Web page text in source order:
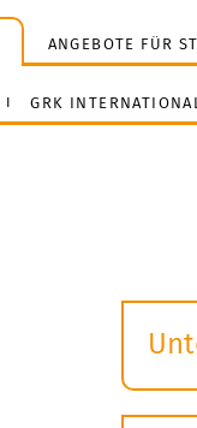
ANGEBOTE FÜR
GRK